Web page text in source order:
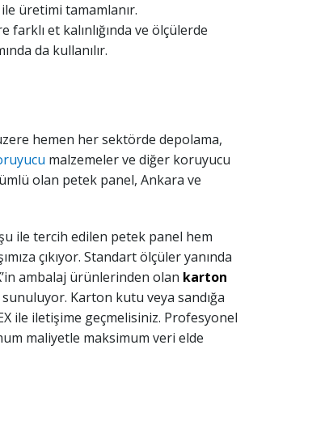
üretimi tamamlanır.
et kalınlığında ve ölçülerde
da kullanılır.
hemen her sektörde depolama,
malzemeler ve diğer koruyucu
olan petek panel, Ankara ve
ile tercih edilen petek panel hem
çıkıyor. Standart ölçüler yanında
ambalaj ürünlerinden olan karton
Karton kutu veya sandığa
ile iletişime geçmelisiniz. Profesyonel
maliyetle maksimum veri elde